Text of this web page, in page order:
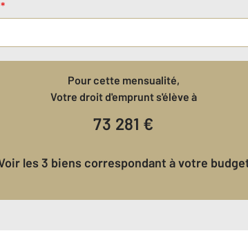
*
Pour cette mensualité,
Votre droit d'emprunt s'élève à
73 281 €
Voir les 3 biens correspondant à votre